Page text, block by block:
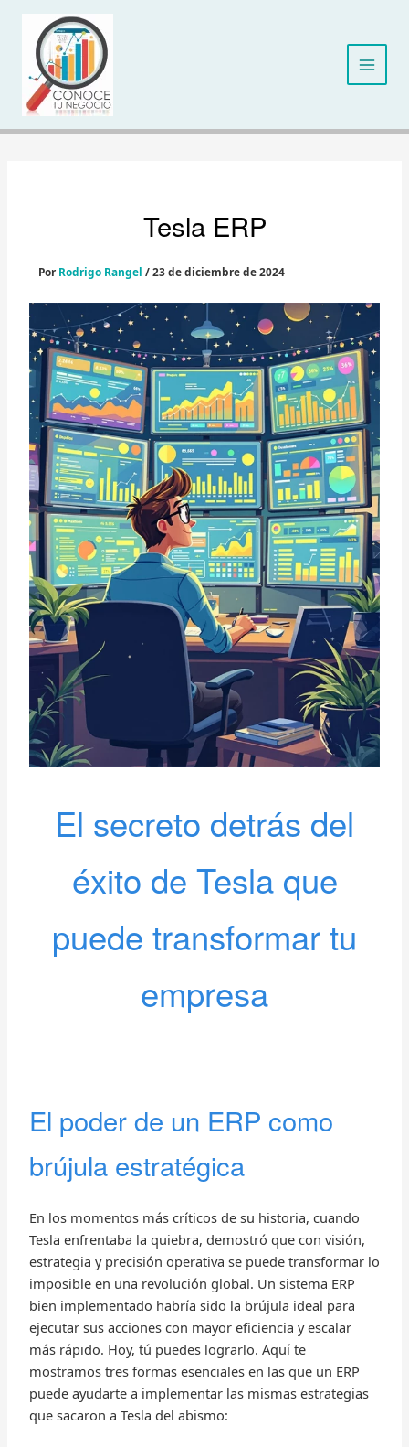
contenido
Tesla ERP
Por Rodrigo Rangel /23 de diciembre de 2024
El secreto detrás del
éxito de Tesla que
puede transformar tu
empresa
El poder de un ERP como
brújula estratégica
En los momentos más críticos de su historia, cuando
Tesla enfrentaba la quiebra, demostró que con visión,
estrategia y precisión operativa se puede transformar lo
imposible en una revolución global. Un sistema ERP
bien implementado habría sido la brújula ideal para
ejecutar sus acciones con mayor eficiencia y escalar
más rápido. Hoy, tú puedes lograrlo. Aquí te
mostramos tres formas esenciales en las que un ERP
puede ayudarte a implementar las mismas estrategias
que sacaron a Tesla del abismo: